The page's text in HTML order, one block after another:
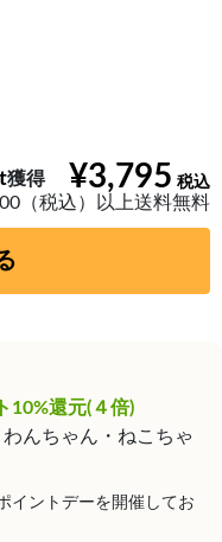
¥3,795
獲得
（税込）以上送料無料
10%還元(４倍)
んちゃん・ねこちゃ
イントデーを開催してお